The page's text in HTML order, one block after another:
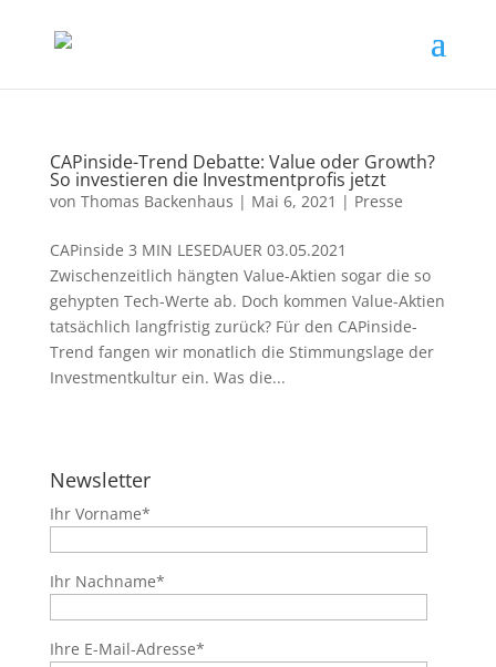
CAPinside-Trend Debatte: Value oder Growth?
So investieren die Investmentprofis jetzt
von Thomas Backenhaus | Mai 6, 2021 | Presse
CAPinside 3 MIN LESEDAUER 03.05.2021
Zwischenzeitlich hängten Value-Aktien sogar die so
gehypten Tech-Werte ab. Doch kommen Value-Aktien
tatsächlich langfristig zurück? Für den CAPinside-
Trend fangen wir monatlich die Stimmungslage der
Investmentkultur ein. Was die...
Newsletter
Ihr Vorname*
Ihr Nachname*
Ihre E-Mail-Adresse*